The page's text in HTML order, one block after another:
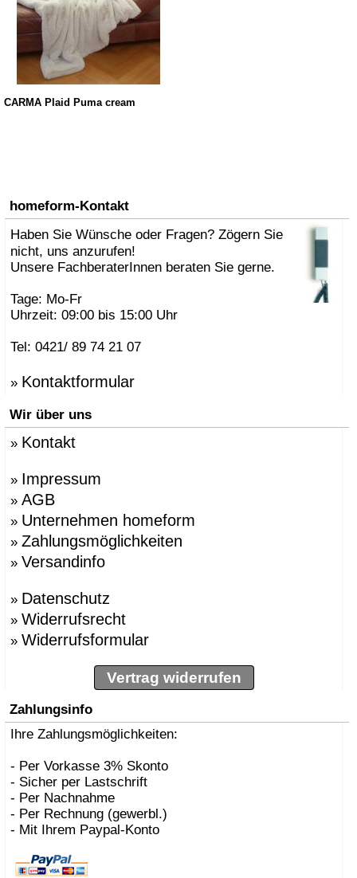
CARMA Plaid Puma cream
homeform-Kontakt
Haben Sie Wünsche oder Fragen? Zögern Sie
nicht, uns anzurufen!
Unsere FachberaterInnen beraten Sie gerne.
Tage: Mo-Fr
Uhrzeit: 09:00 bis 15:00 Uhr
Tel: 0421/ 89 74 21 07
» Kontaktformular
Wir über uns
» Kontakt
» Impressum
» AGB
» Unternehmen homeform
» Zahlungsmöglichkeiten
» Versandinfo
» Datenschutz
» Widerrufsrecht
» Widerrufsformular
Vertrag widerrufen
Zahlungsinfo
Ihre Zahlungsmöglichkeiten:
- Per Vorkasse 3% Skonto
- Sicher per Lastschrift
- Per Nachnahme
- Per Rechnung (gewerbl.)
- Mit Ihrem Paypal-Konto